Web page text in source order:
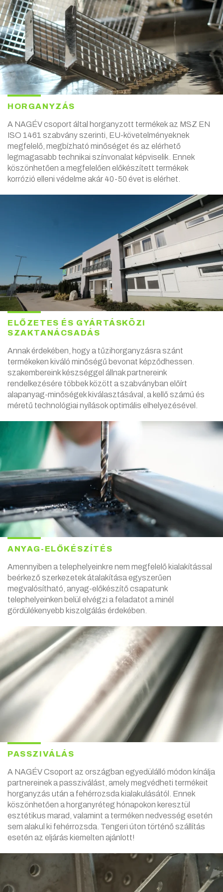
HORGANYZÁS
A NAGÉV csoport által horganyzott termékek az MSZ EN
ISO 1461 szabvány szerinti, EU-követelményeknek
megfelelő, megbízható minőséget és az elérhető
legmagasabb technikai színvonalat képviselik. Ennek
köszönhetően a megfelelően előkészített termékek
korrózió elleni védelme akár 40-50 évet is elérhet.
ELŐZETES ÉS GYÁRTÁSKÖZI
SZAKTANÁCSADÁS
Annak érdekében, hogy a tűzihorganyzásra szánt
termékeken kiváló minőségű bevonat képződhessen.
szakembereink készséggel állnak partnereink
rendelkezésére többek között a szabványban előírt
alapanyag-minőségek kiválasztásával, a kellő számú és
méretű technológiai nyílások optimális elhelyezésével.
ANYAG-ELŐKÉSZÍTÉS
Amennyiben a telephelyeinkre nem megfelelő kialakítással
beérkező szerkezetek átalakítása egyszerűen
megvalósítható, anyag-előkészítő csapatunk
telephelyeinken belül elvégzi a feladatot a minél
gördülékenyebb kiszolgálás érdekében.
PASSZIVÁLÁS
A NAGÉV Csoport az országban egyedülálló módon kínálja
partnereinek a passziválást, amely megvédheti termékeit
horganyzás után a fehérrozsda kialakulásától. Ennek
köszönhetően a horganyréteg hónapokon keresztül
esztétikus marad, valamint a terméken nedvesség esetén
sem alakul ki fehérrozsda. Tengeri úton történő szállítás
esetén az eljárás kiemelten ajánlott!